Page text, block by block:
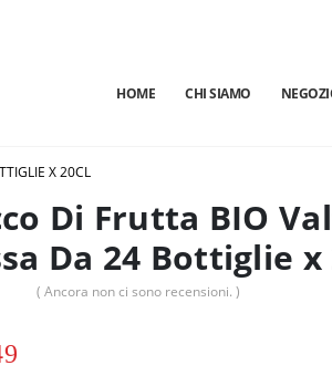
HOME CHI SIAMO
X 20CL
Di Frutta BIO
Da 24 Bottiglie x
( Ancora non ci sono recensioni. )